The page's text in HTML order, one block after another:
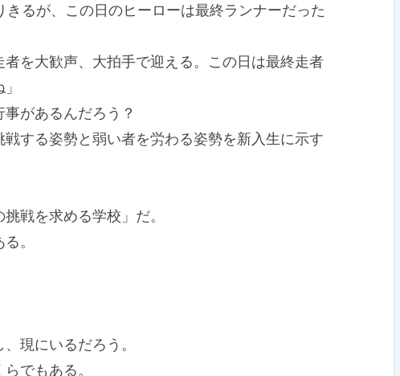
るが、この日のヒーローは最終ランナーだった
を大歓声、大拍手で迎える。この日は最終走者
があるんだろう？
する姿勢と弱い者を労わる姿勢を新入生に示す
戦を求める学校」だ。
。
現にいるだろう。
でもある。